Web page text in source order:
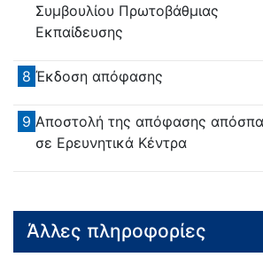
Συμβουλίου Πρωτοβάθμιας
Εκπαίδευσης
8 Έκδοση απόφασης
9 Αποστολή της απόφασης
σε Ερευνητικά Κέντρα
Άλλες πληροφορίες